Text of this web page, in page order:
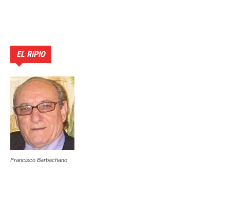
EL RIPIO
Francisco Barbachano